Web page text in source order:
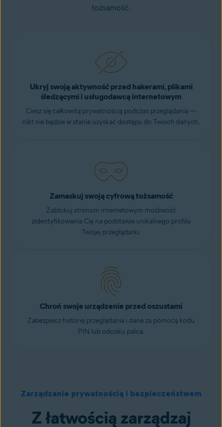
tożsamość.
Ukryj swoją aktywność przed hakerami, plikami
śledzącymi i usługodawcą internetowym
Ciesz się całkowitą prywatnością podczas przeglądania —
nikt nie będzie w stanie uzyskać dostępu do Twoich danych.
Zamaskuj swoją cyfrową tożsamość
Zablokuj stronom internetowym możliwość
zidentyfikowania Cię na podstawie unikalnego profilu
Twojej przeglądarki.
Chroń swoje urządzenie przed oszustami
Zabezpiecz historię przeglądania i dane za pomocą kodu
PIN lub odcisku palca.
Zarządzanie prywatnością i bezpieczeństwem
Z łatwością zarządzaj